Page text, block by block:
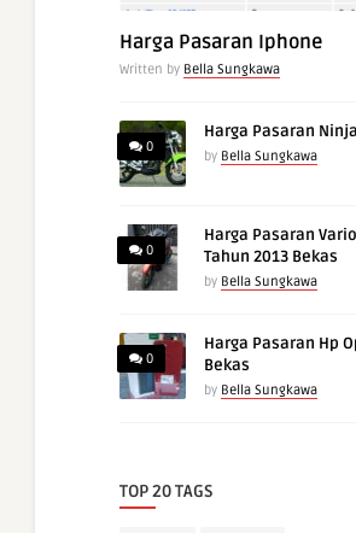
Harga Pasaran Iphone
Written by Bella Sungkawa
0
Harga Pasaran
by Bella Sungkawa
0
Harga Pasaran
Tahun 2013 Bekas
by Bella Sungkawa
0
Harga Pasaran Hp
Bekas
by Bella Sungkawa
TOP 20 TAGS